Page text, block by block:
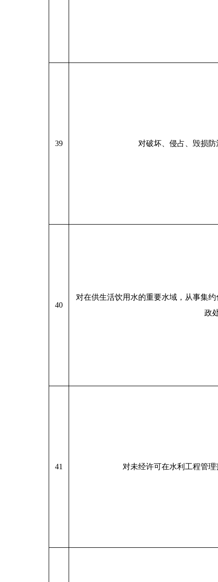
39 对破坏、侵占、毁损
40
对在供生活饮用水的重要水域，从事集
政
41 对未经许可在水利工程管